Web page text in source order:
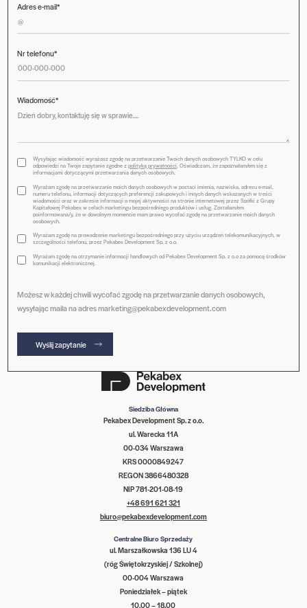
Siedziba Główna
Pekabex Development Sp. z o.o.
ul. Warecka 11A
00-034 Warszawa
KRS 0000849247
REGON 3866480328
NIP 781-201-08-19
+48 691 621 321
biuro@pekabexdevelopment.com
Centralne Biuro Sprzedaży
ul. Marszałkowska 136 LU 4
(róg Świętokrzyskiej / Szkolnej)
00-004 Warszawa
Poniedziałek – piątek
10.00 – 18.00
Adres e-mail*
Nr telefonu*
Wiadomość*
Wysyłając wiadomość wyrażasz zgodę na przetwarzanie Twoich danych osobowych TYLKO w celu
odpowiedzi na Twoje zapytanie zgodne zpolityką prywatności. Oświadczam, że zapoznałam/em się z
informacjami dotyczącymi przetwarzania danych osobowych.
Wyrażam zgodę na przetwarzanie moich danych osobowych w postaci imienia, nazwiska, adresu e-mail,
numeru telefonu, informacji dotyczących preferencji zakupowych i innych danych wskazanych w treści
wiadomości oraz w zakresie informacji o mojej aktywności na stronie internetowej przez Spółki z Grupy
Kapitałowej Pekabex w celach marketingu bezpośredniego produktów i usług. Zostałam/em
poinformowana/y, że w dowolnym momencie mam prawo wycofać zgodę na przetwarzanie moich danych
osobowych.
Wyrażam zgodę na prowadzenie marketingu bezpośredniego przy użyciu urządzeń telekomunikacyjnych, w
szczególności telefonu, przez Pekabex Development Sp. z o.o.
Wyrażam zgodę na otrzymanie informacji handlowych od Pekabex Development Sp. z o.o za pomocą środków
komunikacji elektronicznej.
Możesz w każdej chwili wycofać zgodę na przetwarzanie danych osobowych,
wysyłając maila na adres marketing@pekabexdevelopment.com
Wyślij zapytanie